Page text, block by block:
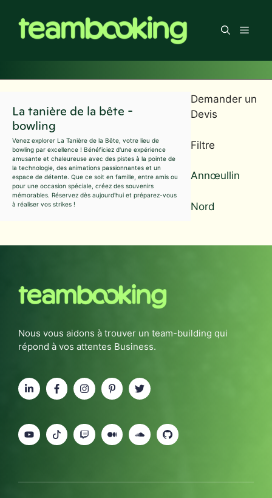
contenu
Menu
La tanière de la bête -
bowling
Venez explorer La Tanière de la Bête, votre lieu de
bowling par excellence ! Bénéficiez d'une expérience
amusante et chaleureuse avec des pistes à la pointe de
la technologie, des animations passionnantes et un
espace de détente. Que ce soit en famille, entre amis ou
pour une occasion spéciale, créez des souvenirs
mémorables. Réservez dès aujourd'hui et préparez-vous
à réaliser vos strikes !
Demander un
Devis
Filtre
Annœullin
Nord
Nous vous aidons à trouver un team-building qui
répond à vos attentes Business.